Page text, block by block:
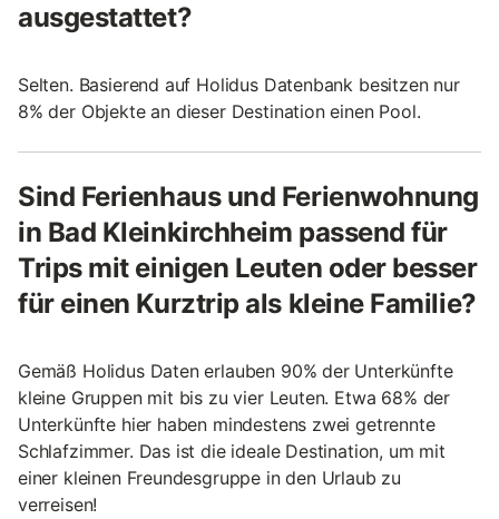
ausgestattet?
Selten. Basierend auf Holidus Datenbank besitzen nur
8% der Objekte an dieser Destination einen Pool.
Sind Ferienhaus und Ferienwohnung
in Bad Kleinkirchheim passend für
Trips mit einigen Leuten oder besser
für einen Kurztrip als kleine Familie?
Gemäß Holidus Daten erlauben 90% der Unterkünfte
kleine Gruppen mit bis zu vier Leuten. Etwa 68% der
Unterkünfte hier haben mindestens zwei getrennte
Schlafzimmer. Das ist die ideale Destination, um mit
einer kleinen Freundesgruppe in den Urlaub zu
verreisen!